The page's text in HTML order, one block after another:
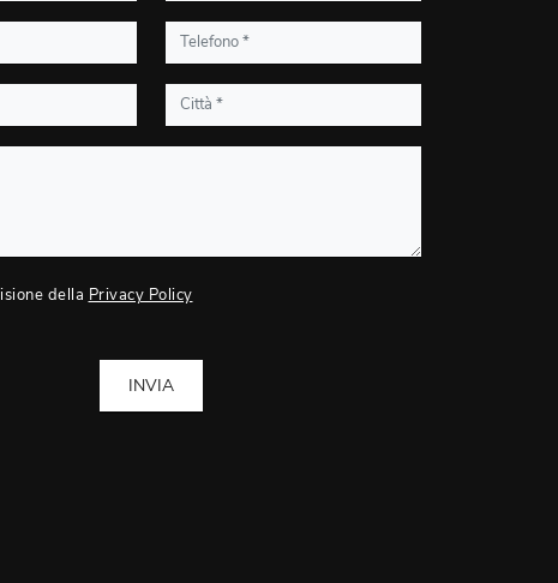
della Privacy Policy
INVIA